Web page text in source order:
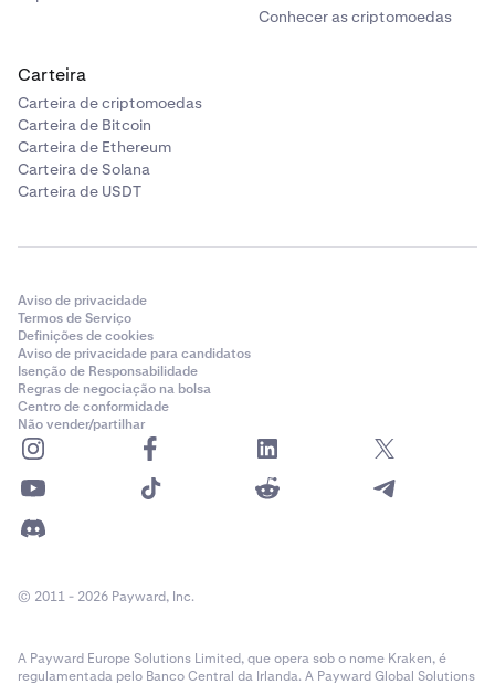
Conhecer as criptomoedas
Carteira
Carteira de criptomoedas
Carteira de Bitcoin
Carteira de Ethereum
Carteira de Solana
Carteira de USDT
Aviso de privacidade
Termos de Serviço
Definições de cookies
Aviso de privacidade para candidatos
Isenção de Responsabilidade
Regras de negociação na bolsa
Centro de conformidade
Não vender/partilhar
© 2011 - 2026 Payward, Inc.
A Payward Europe Solutions Limited, que opera sob o nome Kraken, é
regulamentada pelo Banco Central da Irlanda. A Payward Global Solutions